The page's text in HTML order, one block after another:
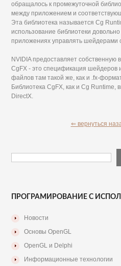
обращалось к промежуточной
между приложением и
Эта библиотека называется Cg
использование библиотеки
приложениях управлять шейдерами
NVIDIA предоставляет
CgFX - это спецификация
файлов там такой же, как и .fx-
Библиотека CgFX, как и Cg Runtime,
DirectX.
⇐ вернуться
ПРОГРАМИРОВАНИЕ С
Новости
Основы OpenGL
OpenGL и Delphi
Информационные технологии